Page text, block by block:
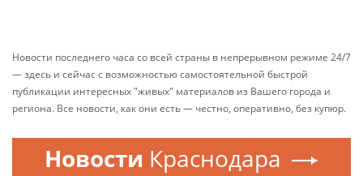
Новости последнего часа со всей страны в непрерывном режиме 24/7
— здесь и сейчас с возможностью самостоятельной быстрой
публикации интересных "живых" материалов из Вашего города и
региона. Все новости, как они есть — честно, оперативно, без купюр.
Новости Краснодара